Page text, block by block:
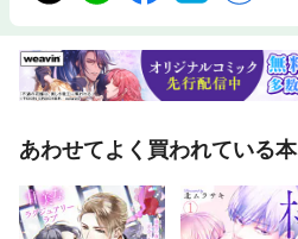
あわせてよく買われている本